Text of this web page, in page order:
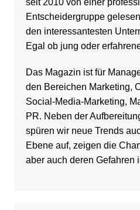
Entscheidergruppe
den interessantesten
Egal ob jung oder
Das Magazin ist für
den Bereichen Marketing,
Social-Media-Marketing,
PR. Neben der
spüren wir neue Trends
Ebene auf, zeigen die
aber auch deren Gefahren